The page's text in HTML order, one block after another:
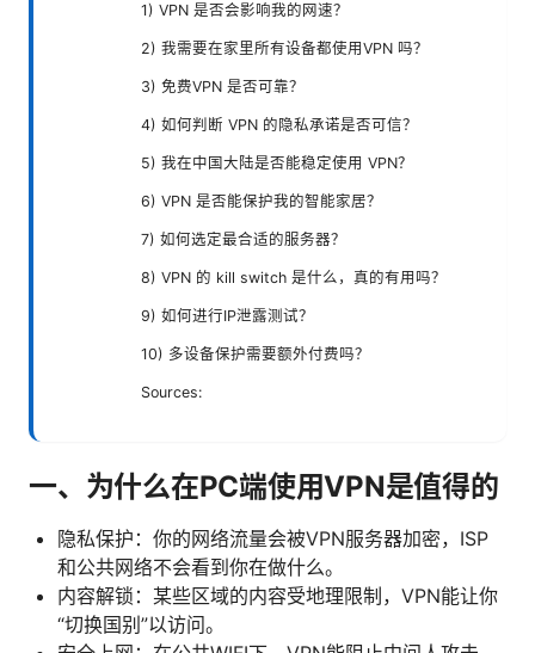
1) VPN 是否会影响我的网速？
2) 我需要在家里所有设备都使用VPN 吗？
3) 免费VPN 是否可靠？
4) 如何判断 VPN 的隐私承诺是否可信？
5) 我在中国大陆是否能稳定使用 VPN？
6) VPN 是否能保护我的智能家居？
7) 如何选定最合适的服务器？
8) VPN 的 kill switch 是什么，真的有用吗？
9) 如何进行IP泄露测试？
10) 多设备保护需要额外付费吗？
Sources:
一、为什么在PC端使用VPN是值得的
隐私保护：你的网络流量会被VPN服务器加密，ISP
和公共网络不会看到你在做什么。
内容解锁：某些区域的内容受地理限制，VPN能让你
“切换国别”以访问。